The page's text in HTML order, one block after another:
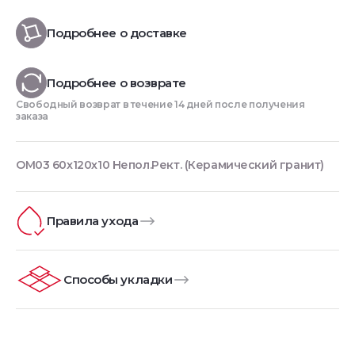
Подробнее о доставке
Подробнее о возврате
Свободный возврат в течение 14 дней после получения
заказа
OM03 60x120х10 Непол.Рект. (Керамический гранит)
Правила ухода
Способы укладки